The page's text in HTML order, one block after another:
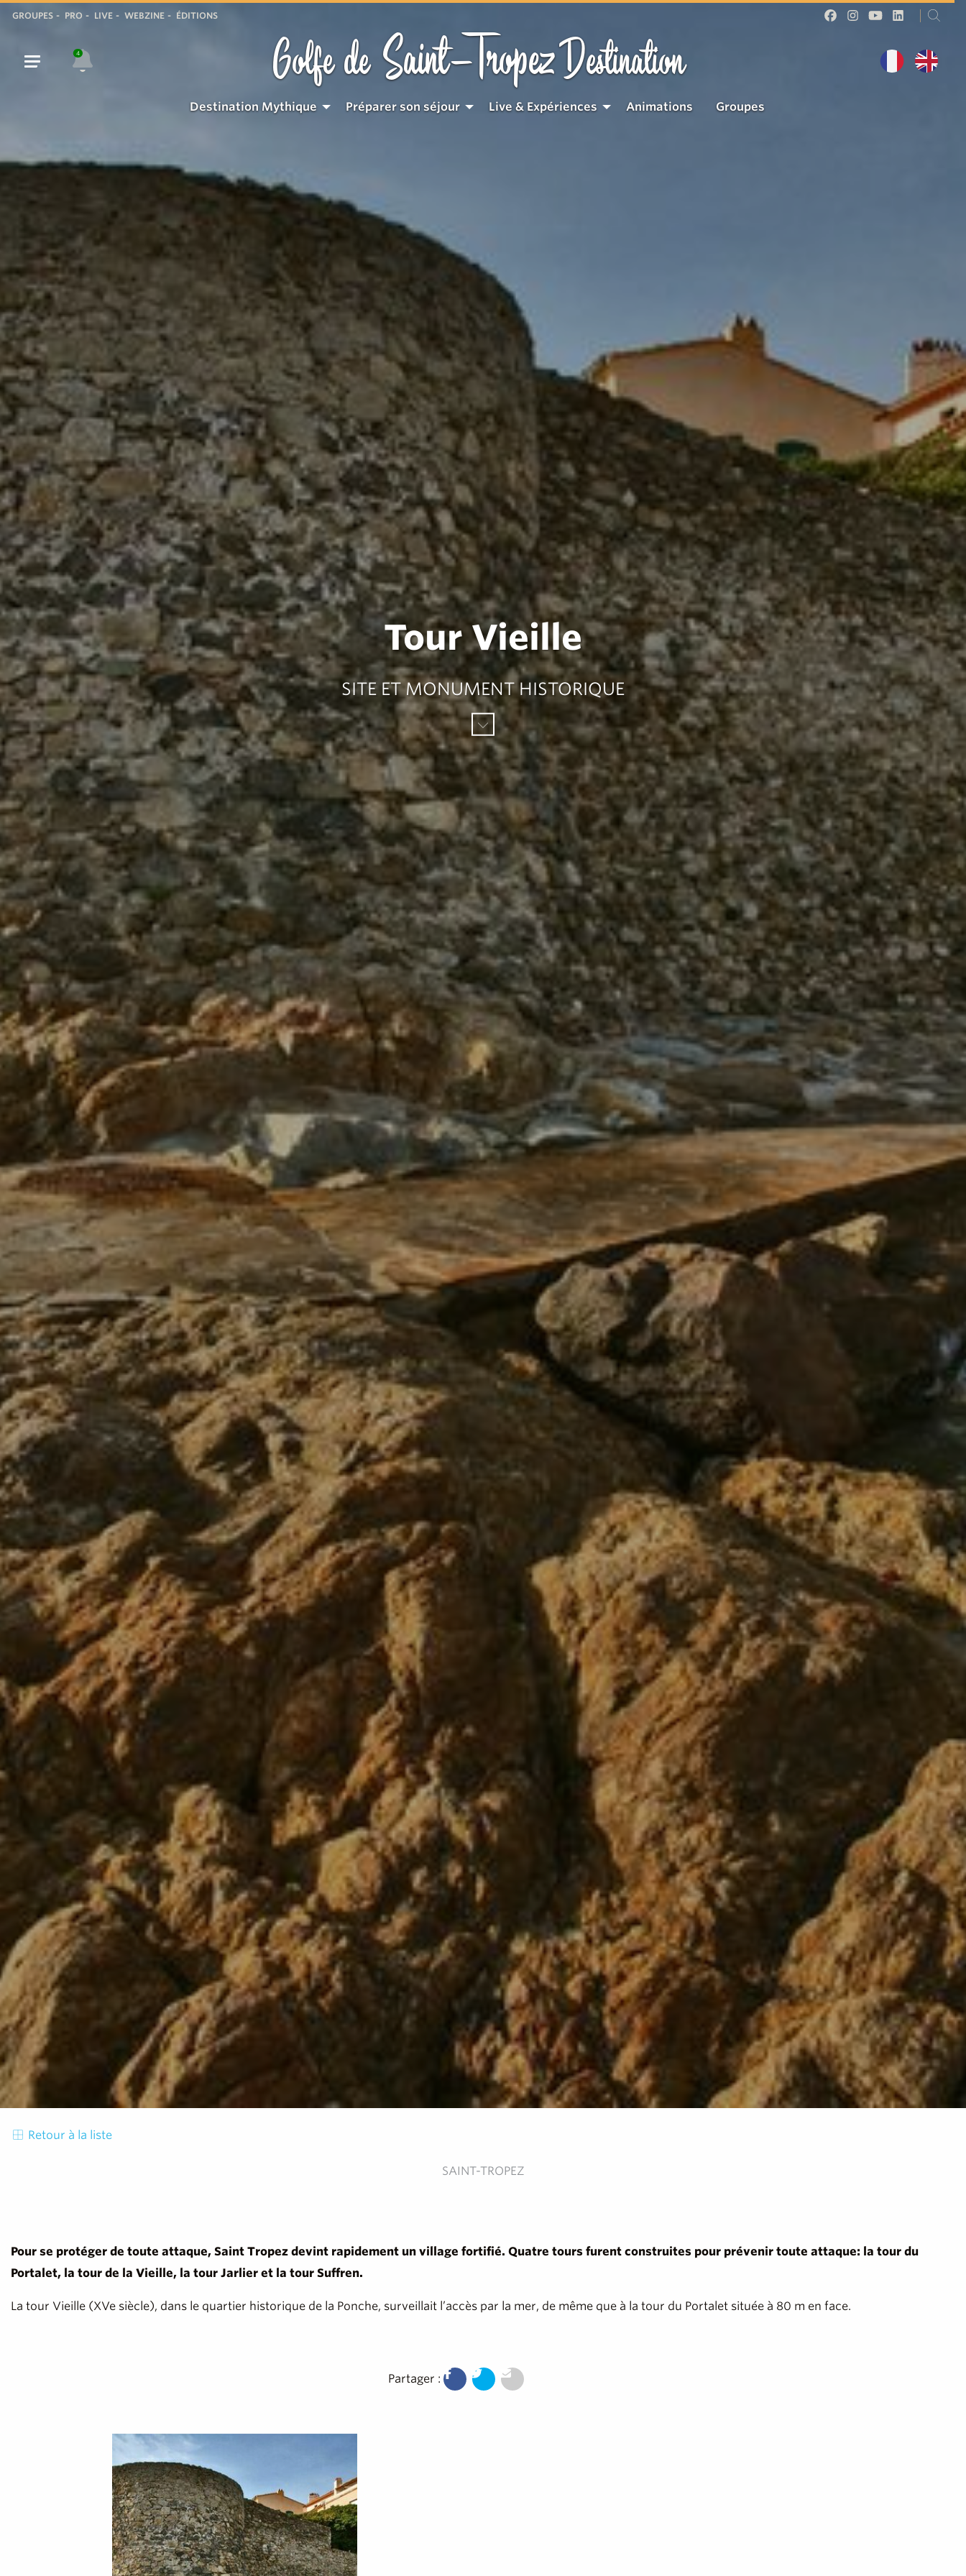
GROUPES PRO LIVE WEBZINE ÉDITIONS
4 Golfe de Saint-TropezDestination
Destination Mythique Préparer son séjour Live & Expériences Animations Groupes
Tour Vieille
SITE ET MONUMENT HISTORIQUE
Retour à la liste
SAINT-TROPEZ
Pour se protéger de toute attaque, Saint Tropez devint rapidement un village fortifié. Quatre tours furent construites pour prévenir toute attaque: la tour du
Portalet, la tour de la Vieille, la tour Jarlier et la tour Suffren.
La tour Vieille (XVe siècle), dans le quartier historique de la Ponche, surveillait l’accès par la mer, de même que à la tour du Portalet située à 80 m en face.
Partager :